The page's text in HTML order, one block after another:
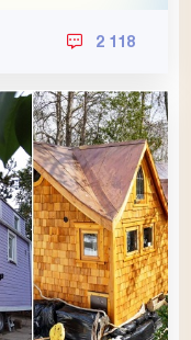
2 118